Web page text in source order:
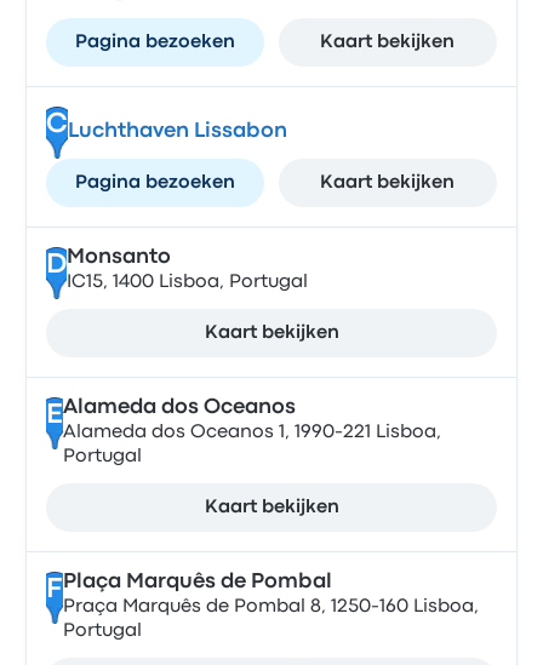
Pagina bezoeken Kaart bekijken
C Luchthaven Lissabon
Pagina bezoeken Kaart bekijken
DMonsanto
IC15, 1400 Lisboa, Portugal
Kaart bekijken
EAlameda dos Oceanos
Alameda dos Oceanos 1, 1990-221 Lisboa,
Portugal
Kaart bekijken
F Plaça Marquês de Pombal
Praça Marquês de Pombal 8, 1250-160 Lisboa,
Portugal